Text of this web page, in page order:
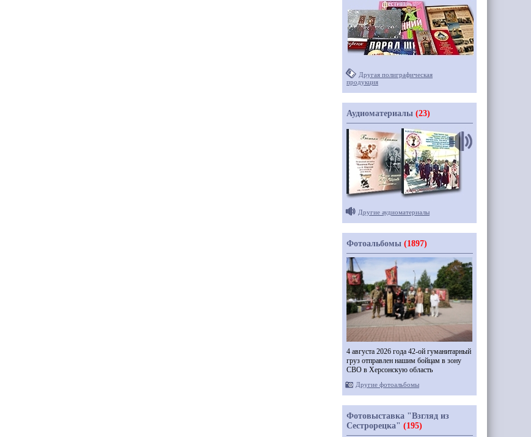
Другая полиграфическая
продукция
Аудиоматериалы (23)
Другие аудиоматериалы
Фотоальбомы (1897)
4 августа 2026 года 42-ой гуманитарный
груз отправлен нашим бойцам в зону
СВО в Херсонскую область
Другие фотоальбомы
Фотовыставка "Взгляд из
Сестрорецка" (195)